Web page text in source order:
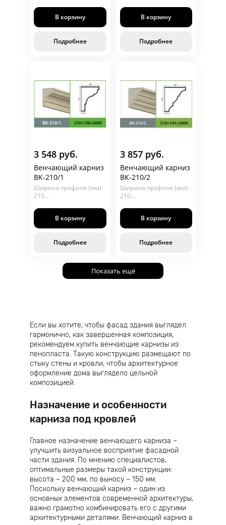
Длина (мм): 2000
В корзину
Подробнее
Длина (мм): 2000
В корзину
Подробнее
3 548 руб.
Венчающий карниз
ВК-210/1
Ширина профиля (мм):
210
Длина (мм): 2000
В корзину
Подробнее
3 857 руб.
Венчающий карниз
ВК-210/2
Ширина профиля (мм):
210
Длина (мм): 2000
В корзину
Подробнее
Показать ещё
Если вы хотите, чтобы фасад здания выглядел
гармонично, как завершенная композиция,
рекомендуем купить венчающие карнизы из
пенопласта. Такую конструкцию размещают по
стыку стены и кровли, чтобы архитектурное
оформление дома выглядело цельной
композицией.
Назначение и особенности
карниза под кровлей
Главное назначение венчающего карниза –
улучшить визуальное восприятие фасадной
части здания. По мнению специалистов,
оптимальные размеры такой конструкции:
высота – 200 мм, по выносу – 150 мм.
Поскольку венчающий карниз – один из
основных элементов современной архитектуры,
важно грамотно комбинировать его с другими
архитектурными деталями. Венчающий карниз в